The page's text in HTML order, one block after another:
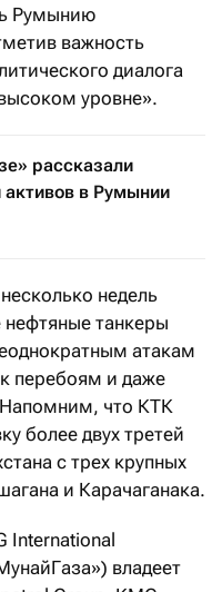
Румынию
важность
диалога
уровне».
рассказали
активов в Румынии
недель
танкеры
атакам
перебоям и даже
что КТК
более двух третей
с трех крупных
и Карачаганака.
International
владеет